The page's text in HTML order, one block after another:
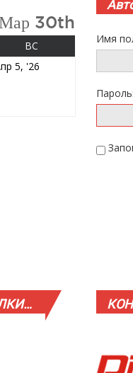
30th
ВС ВОСКРЕСЕНЬЕ
5, '26
Имя
Пароль: